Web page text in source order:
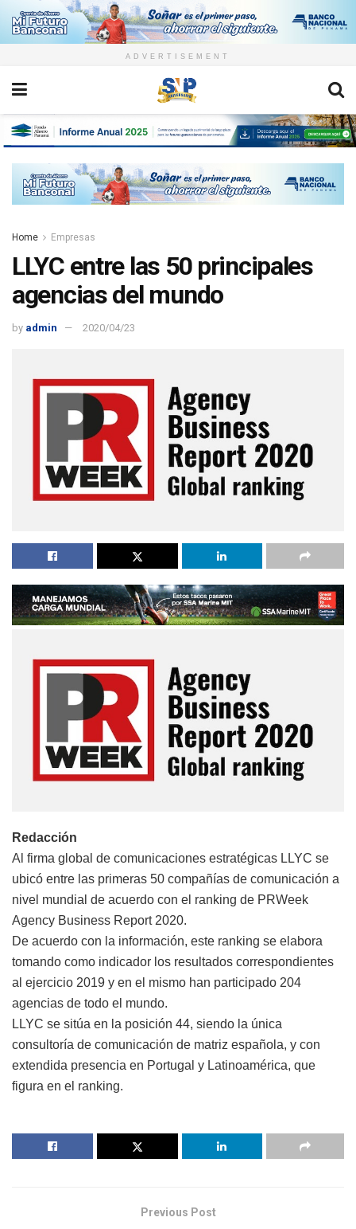
ADVERTISEMENT
Home Empresas
LLYC entre las 50 principales
agencias del mundo
by admin 2020/04/23
Redacción
Al firma global de comunicaciones estratégicas LLYC se
ubicó entre las primeras 50 compañías de comunicación a
nivel mundial de acuerdo con el ranking de PRWeek
Agency Business Report 2020.
De acuerdo con la información, este ranking se elabora
tomando como indicador los resultados correspondientes
al ejercicio 2019 y en el mismo han participado 204
agencias de todo el mundo.
LLYC se sitúa en la posición 44, siendo la única
consultoría de comunicación de matriz española, y con
extendida presencia en Portugal y Latinoamérica, que
figura en el ranking.
Previous Post